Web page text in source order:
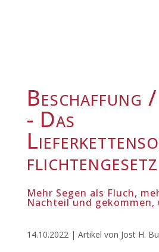
Beschaffung
- Das
Mehr Segen als Fluch,
Nachteil und gekommen,
14.10.2022 | Artikel von Jost H.